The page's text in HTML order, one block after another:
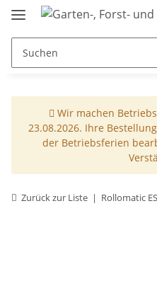
Wir machen
23.08.2026. Ihre
der Betriebsferien
Zurück zur Liste Rollomatic